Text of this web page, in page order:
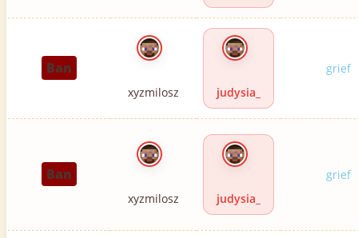
Ban
xyzmilosz judysia_
grief
Ban
xyzmilosz judysia_
grief